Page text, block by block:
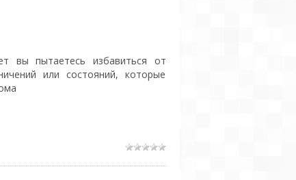
вы пытаетесь избавиться от
или состояний, которые